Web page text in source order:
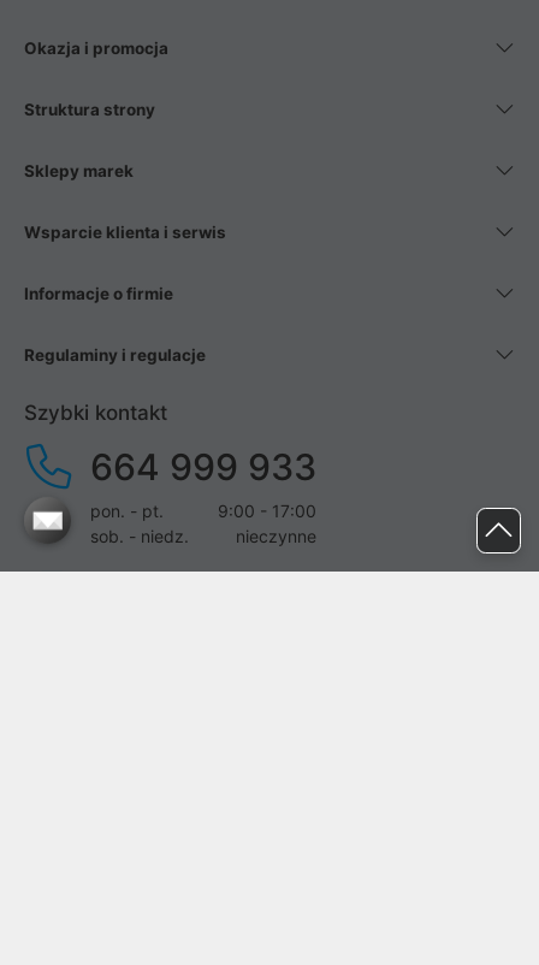
Okazja i promocja
Struktura strony
Sklepy marek
Wsparcie klienta i serwis
Informacje o firmie
Regulaminy i regulacje
Szybki kontakt
664 999 933
pon. - pt.
9:00 - 17:00
sob. - niedz.
nieczynne